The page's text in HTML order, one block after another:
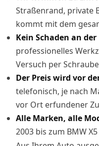
Straßenrand, private
kommt mit dem
Kein Schaden an
professionelles
Versuch per
Der Preis wird vor
telefonisch, je nach
vor Ort erfundener
Alle Marken, alle
2003 bis zum BMW